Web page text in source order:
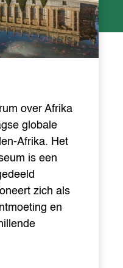
over Afrika
globale
Afrika. Het
is een
zich als
en